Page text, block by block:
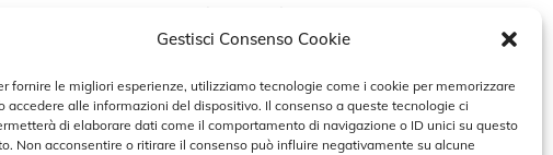
Gestisci Consenso Cookie
fornire le migliori esperienze, utilizziamo tecnologie come i cookie per memorizzare
accedere alle informazioni del dispositivo. Il consenso a queste tecnologie ci
di elaborare dati come il comportamento di navigazione o ID unici su questo
Non acconsentire o ritirare il consenso può influire negativamente su alcune
16:30 – 19:30
Cookie Policy